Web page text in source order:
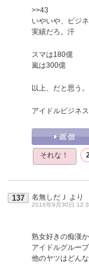
>>43
いやいや、ビジ
実績だろ。汗
スマは180億
嵐は300億
以上、だと思う。
アイドルビジネ
それな！
137 名無しだＪ より
2016年9月30日
熟女好きの痴漢
アイドルグルー
他のヤツはどん